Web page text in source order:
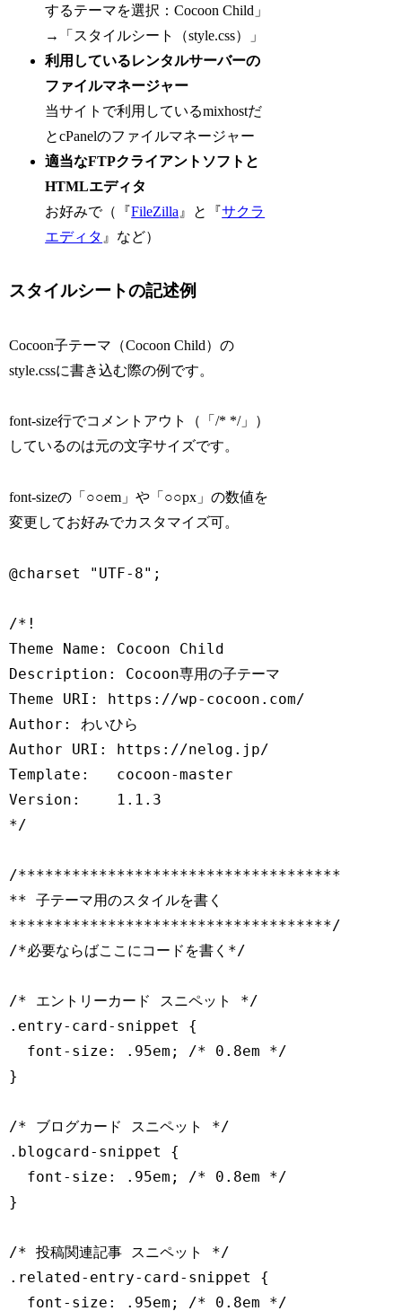
するテーマを選択：Cocoon Child」
→「スタイルシート（style.css）」
利用しているレンタルサーバーの
ファイルマネージャー
当サイトで利用しているmixhostだ
とcPanelのファイルマネージャー
適当なFTPクライアントソフトと
HTMLエディタ
お好みで（『FileZilla 』と『サクラ
エディタ 』など）
スタイルシートの記述例
Cocoon子テーマ（Cocoon Child）の
style.cssに書き込む際の例です。
font-size行でコメントアウト（「/* */」）
しているのは元の文字サイズです。
font-sizeの「○○em」や「○○px」の数値を
変更してお好みでカスタマイズ可。
@charset "UTF-8";
/*!
Theme Name: Cocoon Child
Description: Cocoon専用の子テーマ
Theme URI: https://wp-cocoon.com/
Author: わいひら
Author URI: https://nelog.jp/
Template:   cocoon-master
Version:    1.1.3
*/
/************************************
** 子テーマ用のスタイルを書く
************************************/
/*必要ならばここにコードを書く*/
/* エントリーカード スニペット */
.entry-card-snippet {
  font-size: .95em; /* 0.8em */
}
/* ブログカード スニペット */
.blogcard-snippet {
  font-size: .95em; /* 0.8em */
}
/* 投稿関連記事 スニペット */
.related-entry-card-snippet {
  font-size: .95em; /* 0.8em */